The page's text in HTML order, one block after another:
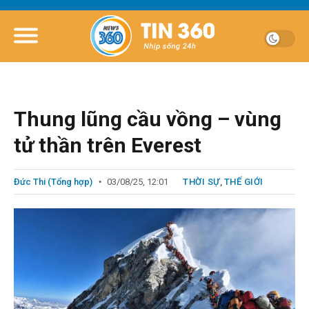
Thung lũng cầu vồng – vùng
tử thần trên Everest
Đức Thi (Tổng hợp) 03/08/25, 12:01 THỜI SỰ, THẾ GIỚI